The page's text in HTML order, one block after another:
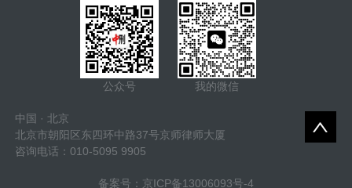
公众号 我的微信
中国 · 北京
北京市朝阳区东四环中路37号京师律师大厦
咨询电话：010-5095 9905
备案号： 京ICP备13006093号-4